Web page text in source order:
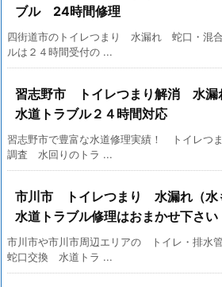
ブル 24時間修理
四街道市のトイレつまり 水漏れ 蛇口・混
ルは２４時間受付の ...
習志野市 トイレつまり解消 水
水道トラブル２４時間対応
習志野市で豊富な水道修理実績！ トイレ
調査 水回りのトラ ...
市川市 トイレつまり 水漏れ（
水道トラブル修理はおまかせ下さい
市川市や市川市周辺エリアの トイレ・排
蛇口交換 水道トラ ...